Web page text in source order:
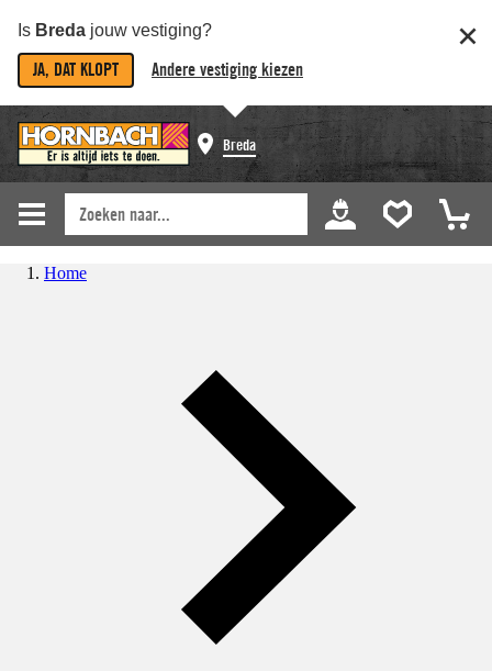
Is Breda jouw vestiging?
JA, DAT KLOPT Andere vestiging kiezen
Breda
Home